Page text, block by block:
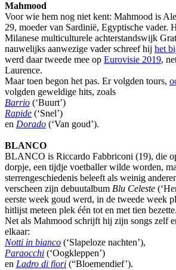
Mahmood
Voor wie hem nog niet kent: Mahmood is
29, moeder van Sardinië, Egyptische vader.
Milanese multiculturele achterstandswijk
nauwelijks aanwezige vader schreef hij het
werd daar tweede mee op Eurovisie 2019,
Laurence.
Maar toen begon het pas. Er volgden tours,
volgden geweldige hits, zoals
Barrio (‘Buurt’)
Rapide (‘Snel’)
en Dorado (‘Van goud’).
BLANCO
BLANCO is Riccardo Fabbriconi (19), die
dorpje, een tijdje voetballer wilde worden,
sterrengeschiedenis beleeft als weinig
verscheen zijn debuutalbum Blu Celeste
eerste week goud werd, in de tweede week
hitlijst meteen plek één tot en met tien bezette.
Net als Mahmood schrijft hij zijn songs zelf
elkaar:
Notti in bianco (‘Slapeloze nachten’),
Paraocchi (‘Oogkleppen’)
en Ladro di fiori (“Bloemendief’).